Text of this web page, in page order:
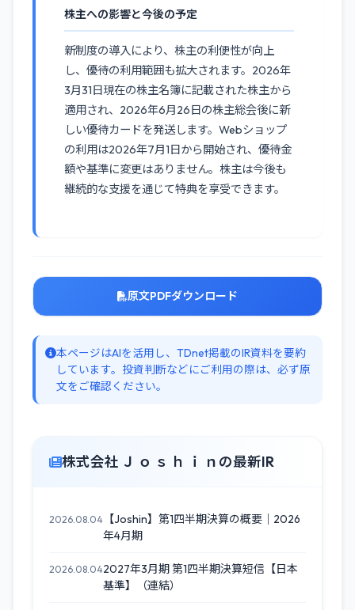
株主への影響と今後の予定
新制度の導入により、株主の利便性が向上
し、優待の利用範囲も拡大されます。2026年
3月31日現在の株主名簿に記載された株主から
適用され、2026年6月26日の株主総会後に新
しい優待カードを発送します。Webショップ
の利用は2026年7月1日から開始され、優待金
額や基準に変更はありません。株主は今後も
継続的な支援を通じて特典を享受できます。
原文PDFダウンロード
本ページはAIを活用し、TDnet掲載のIR資料を要約
しています。投資判断などにご利用の際は、必ず原
文をご確認ください。
株式会社 Ｊ ｏ ｓ ｈ ｉ ｎの最新IR
2026.08.04 【Joshin】第1四半期決算の概要｜2026
年4月期
2026.08.042027年3月期 第1四半期決算短信【日本
基準】（連結）